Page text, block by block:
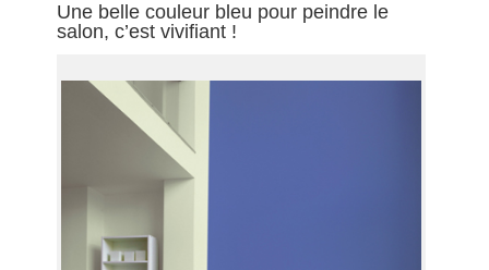
Une belle couleur bleu pour peindre le
salon, c’est vivifiant !